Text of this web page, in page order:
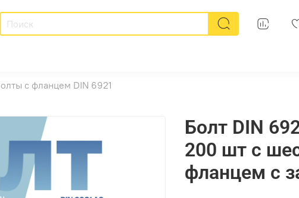
с фланцем DIN 6921
Болт DIN
200 шт с
фланцем с